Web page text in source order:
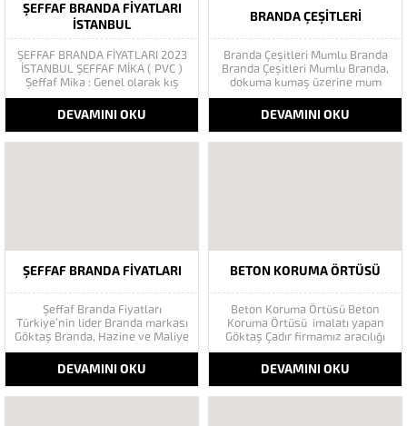
ŞEFFAF BRANDA FİYATLARI
İSTANBUL
ŞEFFAF BRANDA FİYATLARI 2023
İSTANBUL ŞEFFAF MİKA ( PVC )
Şeffaf Mika : Genel olarak kış
bahçesi, çanta,
Ayakkabı, Soğuk oda kapısı,
Masa
Örtüsü vb… uygulamalarında
DEVAMINI OKU
BRANDA ÇEŞITLERI
Branda Çeşitleri Mumlu Branda
Branda Çeşitleri Mumlu Branda,
dokuma kumaş üzerine mum
kaplaması ile yapılan branda
türüdür. Bunun yapılmasının
amacı brandanın su
geçirmemesini sağlamaktır.
DEVAMINI OKU
ŞEFFAF BRANDA FIYATLARI
Şeffaf Branda Fiyatları
Türkiye’nin lider Branda markası
Göktaş Branda, Hazine ve Maliye
Bakanı tarafından açıklanan
Enflasyonla Topyekün Mücadele
Programı kapsamında tüketiciyi
destekliyor. En uygun fiyat
DEVAMINI OKU
BETON KORUMA ÖRTÜSÜ
Beton Koruma Örtüsü Beton
Koruma Örtüsü imalatı yapan
Göktaş Çadır firmamız aracılığı
ile sizler de beton korumanızı
rahatlıkla yapabilirsiniz. Beton
Yorganına ihtiyaç halleri sadece
kışın çetin koşullarında gibi bir
DEVAMINI OKU